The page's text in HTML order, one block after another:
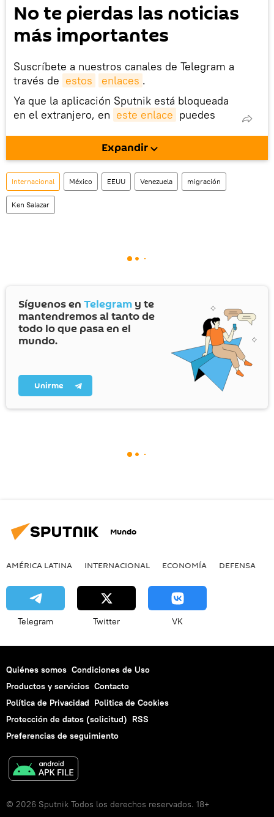
No te pierdas las noticias
más importantes
Suscríbete a nuestros canales de Telegram a
través de estos enlaces .
Ya que la aplicación Sputnik está bloqueada
en el extranjero, en este enlace puedes
móvil (¡solo para Android!).
También tenemos una cuenta en la red
social rusa VK .
Expandir
Internacional México EEUU Venezuela migración
Ken Salazar
Síguenos en Telegram y te
mantendremos al tanto de
todo lo que pasa en el
mundo.
Unirme
Mundo
AMÉRICA LATINA INTERNACIONAL ECONOMÍA DEFENSA
Telegram Twitter VK
Quiénes somos Condiciones de Uso
Productos y servicios Contacto
Política de Privacidad Politica de Cookies
Protección de datos (solicitud) RSS
Preferencias de seguimiento
© 2026 Sputnik Todos los derechos reservados. 18+